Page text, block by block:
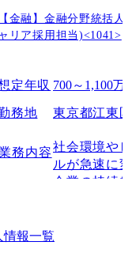
語化する
を用意する
服装・所要時間
意識で臨む
る
る
つなげるポイント
【金融】金融分野統括人
ャリア採用担当)<1041>
定年収 700～1,100万
務地 東京都江東区
務内容社会環境や
ルが急速に
企業の持続
がこれまで
情報一覧